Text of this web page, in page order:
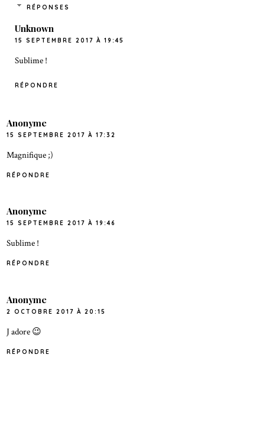
RÉPONSES
Unknown
15 SEPTEMBRE 2017 À 19:45
Sublime !
RÉPONDRE
Anonyme
15 SEPTEMBRE 2017 À 17:32
Magnifique ;)
RÉPONDRE
Anonyme
15 SEPTEMBRE 2017 À 19:46
Sublime !
RÉPONDRE
Anonyme
2 OCTOBRE 2017 À 20:15
J adore 😉
RÉPONDRE